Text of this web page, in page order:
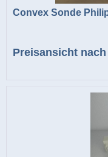
Convex Sonde
Preisansicht